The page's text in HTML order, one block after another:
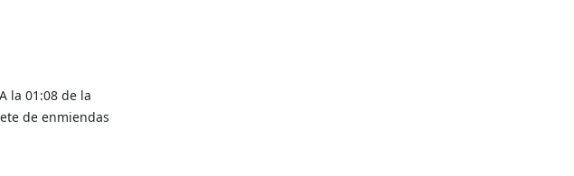
la 01:08 de la
de enmiendas